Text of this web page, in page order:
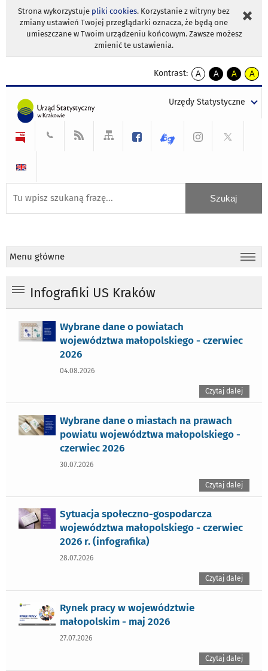
Strona wykorzystuje pliki cookies. Korzystanie z witryny bez
zmiany ustawień Twojej przeglądarki oznacza, że będą one
umieszczane w Twoim urządzeniu końcowym. Zawsze możesz
zmienić te ustawienia.
Kontrast:
A
kontrast
A
kontrast
tekst
czarnym
A
kontrast
tekst
czarnym
A
tekst
żółtym
Urzędy Statystyczne
Menu główne
Infografiki US Kraków
Wybrane dane o powiatach
województwa małopolskiego - czerwiec
2026
04.08.2026
Czytaj dalej
Wybrane dane o miastach na prawach
powiatu województwa małopolskiego -
czerwiec 2026
30.07.2026
Czytaj dalej
Sytuacja społeczno-gospodarcza
województwa małopolskiego - czerwiec
2026 r. (infografika)
28.07.2026
Czytaj dalej
Rynek pracy w województwie
małopolskim - maj 2026
27.07.2026
Czytaj dalej